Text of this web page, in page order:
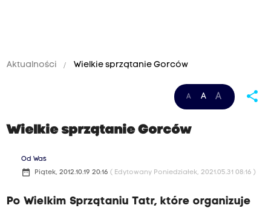
Aktualności Wielkie sprzątanie Gorców
A A A share
Wielkie sprzątanie Gorców
Od Was
date_range Piątek, 2012.10.19 20:16 ( Edytowany Poniedziałek, 2021.05.31 08:16 )
Po Wielkim Sprzątaniu Tatr, które organizuje